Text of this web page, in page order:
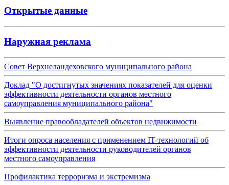
Открытые данные
Наружная реклама
Совет Верхнеландеховского муниципального района
Доклад "О достигнутых значениях показателей для оценки
эффективности деятельности органов местного
самоуправления муниципального района"
Выявление правообладателей объектов недвижимости
Итоги опроса населения с применением IT-технологий об
эффективности деятельности руководителей органов
местного самоуправления
Профилактика терроризма и экстремизма